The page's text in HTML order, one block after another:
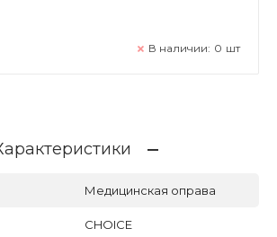
В наличии: 0 шт
Медицинская оправа
CHOICE